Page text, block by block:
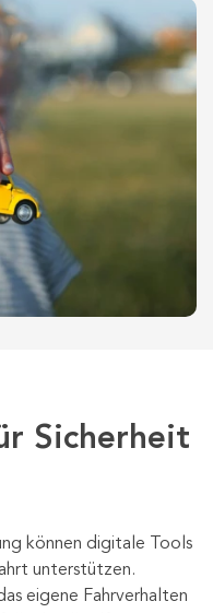
Sicherheit
können digitale Tools
unterstützen.
eigene Fahrverhalten